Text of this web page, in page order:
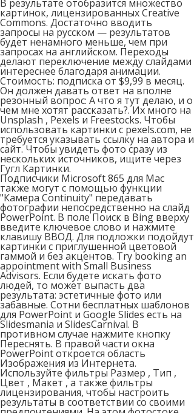
В результате отобразится множество
картинок, лицензированных Creative
Commons. Достаточно вводить
запросы на русском — результатов
будет ненамного меньше, чем при
запросах на английском. Переходы
делают переключение между слайдами
интереснее благодаря анимации.
Стоимость: подписка от $9,99 в месяц.
Он должен давать ответ на вполне
резонный вопрос: А что я тут делаю, и о
чем мне хотят рассказать?. Их много на
Unsplash , Pexels и Freestocks. Чтобы
использовать картинки с pexels.com, не
требуется указывать ссылку на автора и
сайт. Чтобы увидеть фото сразу из
нескольких источников, ищите через
Гугл Картинки.
Подписчики Microsoft 865 для Mac
также могут с помощью функции
"Камера Continuity" передавать
фотографии непосредственно на слайд
PowerPoint. В поле Поиск в Bing вверху
введите ключевое слово и нажмите
клавишу ВВОД. Для подложки подойдут
картинки с приглушенной цветовой
гаммой и без акцентов. Try booking an
appointment with Small Business
Advisors. Если будете искать фото
людей, то может выпасть два
результата: эстетичные фото или
забавные. Сотни бесплатных шаблонов
для PowerPoint и Google Slides есть на
Slidesmania и SlidesCarnival. В
противном случае нажмите кнопку
Переснять. В правой части окна
PowerPoint откроется область
Изображения из Интернета.
Используйте фильтры Размер , Тип ,
Цвет , Макет , а также фильтры
лицензирования, чтобы настроить
результаты в соответствии со своими